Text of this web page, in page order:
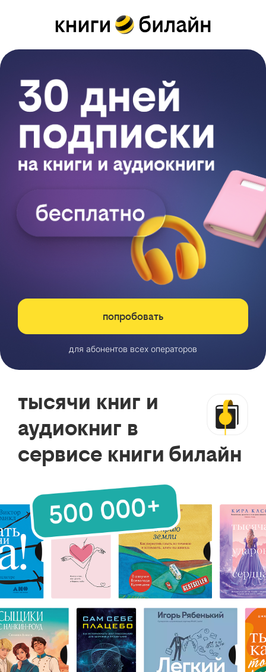
попробовать
для абонентов всех операторов
тысячи книг и
аудиокниг в
сервисе книги билайн